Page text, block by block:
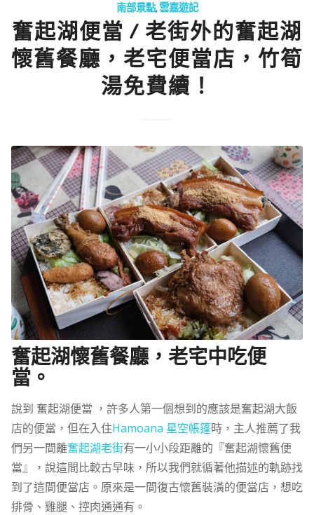
南部景點,雲嘉遊記
奮起湖便當 / 老街外的奮起湖
懷舊餐廳，老宅便當店，竹筍
湯免費續！
奮起湖懷舊餐廳，老宅中吃便
當。
說到 奮起湖便當 ，許多人第一個想到的應該是奮起湖大飯
店的便當，但在入住Hamoana 星空帳篷時，主人推薦了我
們另一間離奮起湖老街有一小小段距離的『奮起湖懷舊便
當』，說這間比較古早味，所以我們就循著他描述的軌跡找
到了這間便當店。原來是一間復古懷舊裝潢的便當店，想吃
排骨、雞腿、控肉通通有。